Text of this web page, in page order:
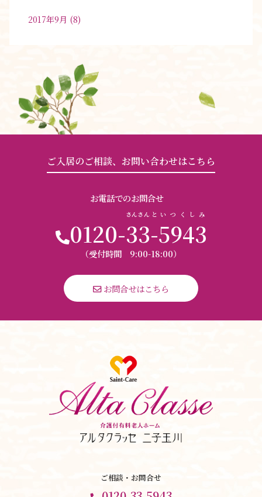
2017年9月 (8)
ご入居のご相談、お問い合わせはこちら
お電話でのお問合せ
0120-33
さんさん
-
と
5943
いつくしみ
（受付時間 9:00-18:00）
お問合せはこちら
ご相談・お問合せ